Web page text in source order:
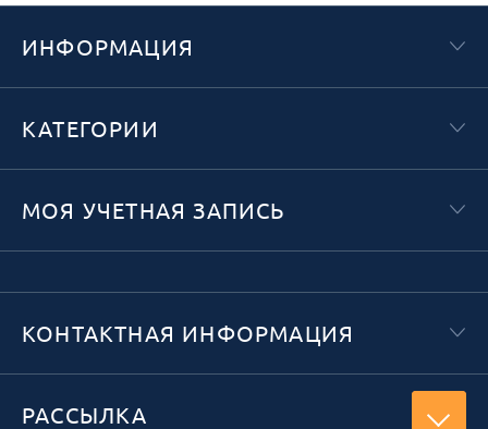
ИНФОРМАЦИЯ
КАТЕГОРИИ
МОЯ УЧЕТНАЯ ЗАПИСЬ
КОНТАКТНАЯ ИНФОРМАЦИЯ
РАССЫЛКА